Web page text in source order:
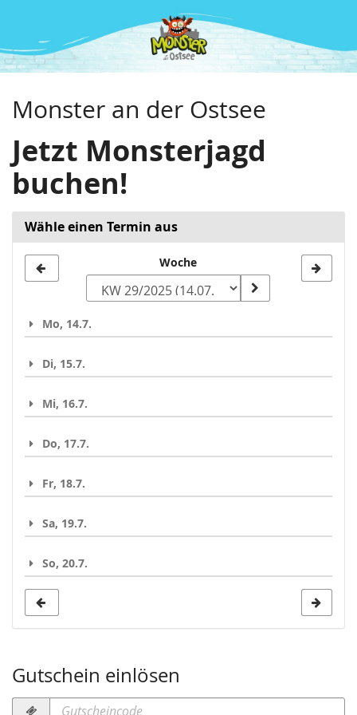
Inhalt
springen
Monster an der Ostsee
Jetzt Monsterjagd
buchen!
Wähle einen Termin aus
zur
auswählen
Woche
Mo, 14.7.
Di, 15.7.
Mi, 16.7.
Do, 17.7.
Fr, 18.7.
Sa, 19.7.
So, 20.7.
Gutschein einlösen
Gutscheincode